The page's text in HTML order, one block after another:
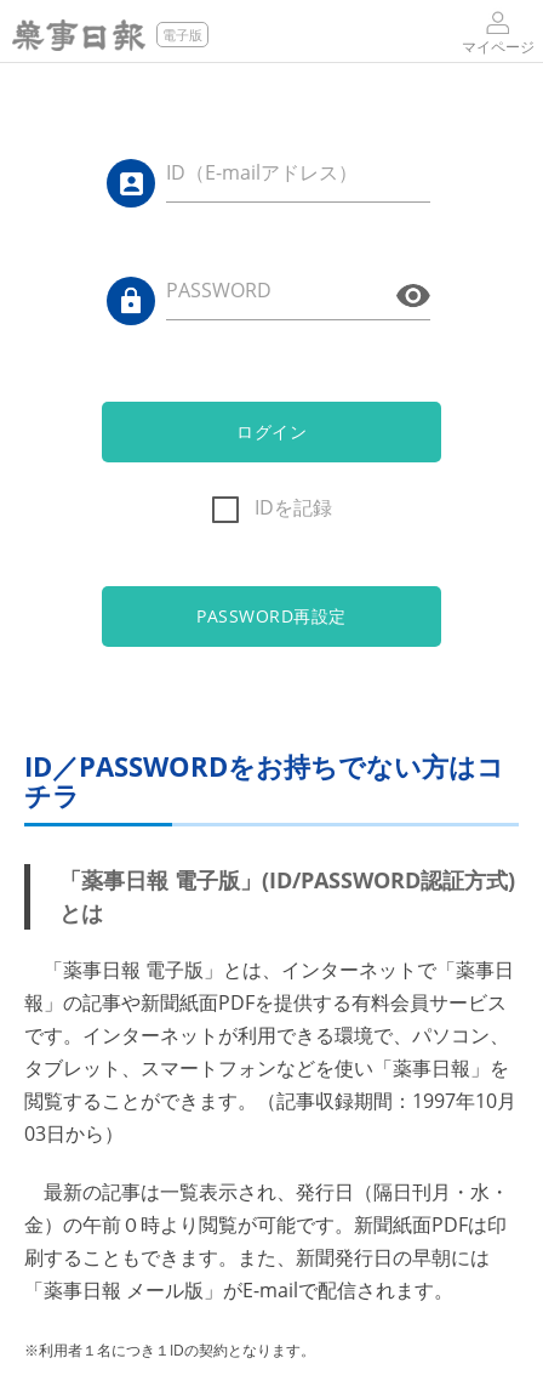
電子版
マイページ
ID（E-mailアドレス）
PASSWORD
ログイン
IDを記録
PASSWORD再設定
ID／PASSWORDをお持ちでない方はコ
チラ
「薬事日報 電子版」(ID/PASSWORD認証方式)
とは
「薬事日報 電子版」とは、インターネットで「薬事日
報」の記事や新聞紙面PDFを提供する有料会員サービス
です。インターネットが利用できる環境で、パソコン、
タブレット、スマートフォンなどを使い「薬事日報」を
閲覧することができます。（記事収録期間：1997年10月
03日から）
最新の記事は一覧表示され、発行日（隔日刊月・水・
金）の午前０時より閲覧が可能です。新聞紙面PDFは印
刷することもできます。また、新聞発行日の早朝には
「薬事日報 メール版」がE-mailで配信されます。
※利用者１名につき１IDの契約となります。